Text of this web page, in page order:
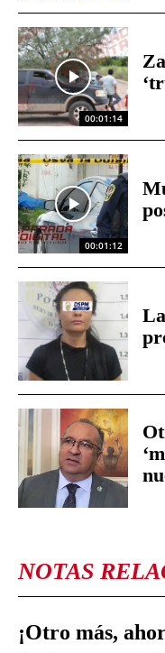
00:01:14
00:01:12
NOTAS
¡Otro más,